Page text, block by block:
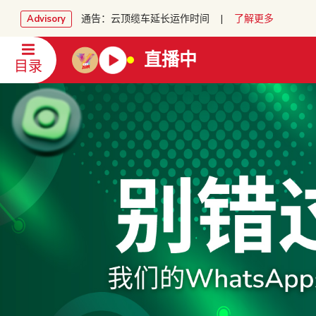
Advisory 通告：云顶缆车延长运作时间 | 了解更多
目录 直播中